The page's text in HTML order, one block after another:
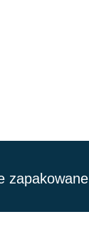
zapakowane